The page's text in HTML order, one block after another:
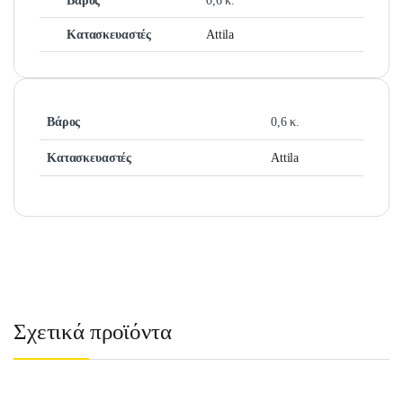
Κατασκευαστές Attila
Βάρος 0,6 κ.
Κατασκευαστές Attila
Σχετικά προϊόντα